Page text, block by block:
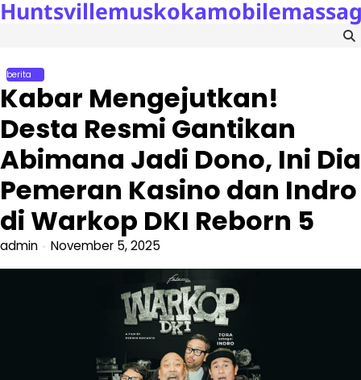
Skip
berita
Kabar Mengejutkan!
Desta Resmi Gantikan
Abimana Jadi Dono, Ini Dia
Pemeran Kasino dan Indro
di Warkop DKI Reborn 5
admin November 5, 2025